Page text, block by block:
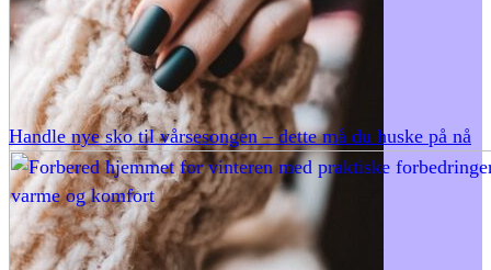
Handle nye sko til vårsesongen – dette må du huske på nå